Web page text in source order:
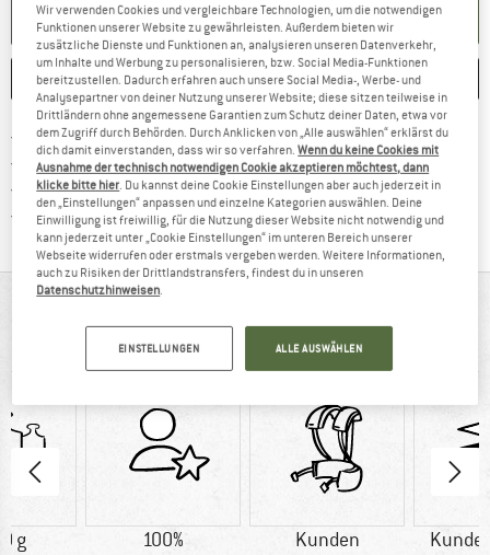
IN DEN WARENKORB
MERKEN VERGLEICHEN
Portofrei ab 69 € (DE)Finde mehr Informationen zu den
100 Tage RückgaberechtGehe hier zu den Rückgabe-
Kauf auf RechnungFinde die Zahlungs-Infos hier! Öffnet
Trusted Shops KäuferschutzFinde alle Infos hier!
Großer Reiserucksack mit abnehmbarem Daypack
g
100%
Kunden
Wir verwenden Cookies und vergleichbare Technologien, um die notwendigen
Funktionen unserer Website zu gewährleisten. Außerdem bieten wir
zusätzliche Dienste und Funktionen an, analysieren unseren Datenverkehr,
um Inhalte und Werbung zu personalisieren, bzw. Social Media-Funktionen
bereitzustellen. Dadurch erfahren auch unsere Social Media-, Werbe- und
Analysepartner von deiner Nutzung unserer Website; diese sitzen teilweise in
Drittländern ohne angemessene Garantien zum Schutz deiner Daten, etwa vor
dem Zugriff durch Behörden. Durch Anklicken von „Alle auswählen“ erklärst du
dich damit einverstanden, dass wir so verfahren.Wenn du keine Cookies mit
Ausnahme der technisch notwendigen Cookie akzeptieren möchtest, dann
klicke bitte hier . Du kannst deine Cookie Einstellungen aber auch jederzeit in
den „Einstellungen“ anpassen und einzelne Kategorien auswählen. Deine
Einwilligung ist freiwillig, für die Nutzung dieser Website nicht notwendig und
kann jederzeit unter „Cookie Einstellungen“ im unteren Bereich unserer
Webseite widerrufen oder erstmals vergeben werden. Weitere Informationen,
auch zu Risiken der Drittlandstransfers, findest du in unseren
Datenschutzhinweisen
EINSTELLUNGEN ALLE AUSWÄHLEN